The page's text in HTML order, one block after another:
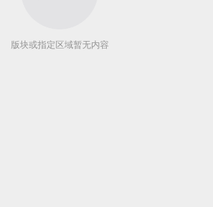
版块或指定区域暂无内容